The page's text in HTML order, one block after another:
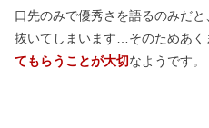
口先のみで優秀さを語るのみだ
抜いてしまいます…そのためあく
てもらうことが大切なようです。